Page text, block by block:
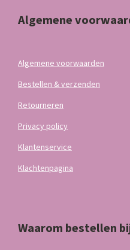
Algemene
Algemene voorwaarden
Bestellen & verzenden
Retourneren
Privacy policy
Klantenservice
Klachtenpagina
Waarom bestellen